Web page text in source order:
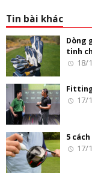
Tin bài khác
Dòng
tinh
18/
17/
5
17/